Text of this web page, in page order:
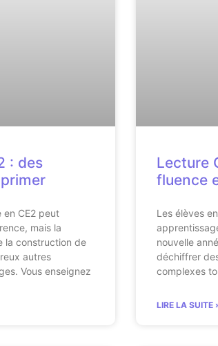
: des
en CE2 peut
mais la
la construction de
autres
Vous enseignez
Lecture
fluence
Les élèves
nouvelle
déchiffrer
complexes
LIRE LA SUITE